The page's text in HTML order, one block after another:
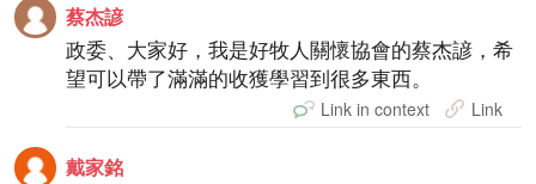
蔡杰諺
政委、大家好，我是好牧人關懷協會的蔡杰諺，希
望可以帶了滿滿的收獲學習到很多東西。
Link in context Link
戴家銘